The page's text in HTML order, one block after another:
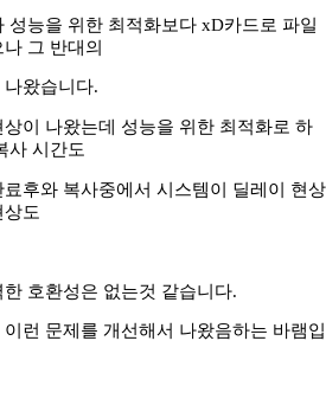
성능을 위한 최적화보다 xD카드로 파일
그 반대의
왔습니다.
이 나왔는데 성능을 위한 최적화로 하
사 시간도
후와 복사중에서 시스템이 딜레이 현상
도
호환성은 없는것 같습니다.
런 문제를 개선해서 나왔음하는 바램입